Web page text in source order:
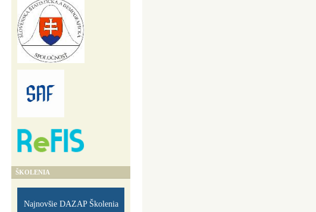
ŠKOLENIA
Najnovšie DAZAP Školenia